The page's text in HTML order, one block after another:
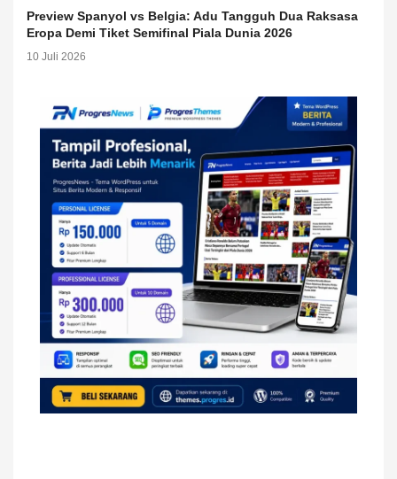
Preview Spanyol vs Belgia: Adu Tangguh Dua Raksasa
Eropa Demi Tiket Semifinal Piala Dunia 2026
10 Juli 2026